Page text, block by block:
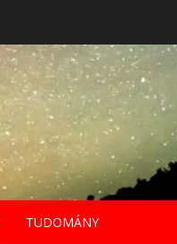
TUDOMÁNY